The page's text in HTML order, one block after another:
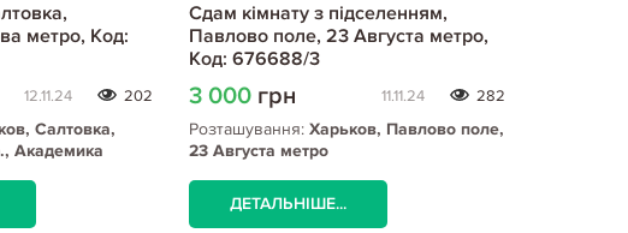
метро, Код:
12.11.24 202
Салтовка,
Академика
Сдам кімнату з підселенням,
Павлово поле, 23 Августа метро,
Код: 676688/3
3 000 грн 11.11.24 282
Розташування:Харьков, Павлово поле,
23 Августа метро
ДЕТАЛЬНІШЕ...